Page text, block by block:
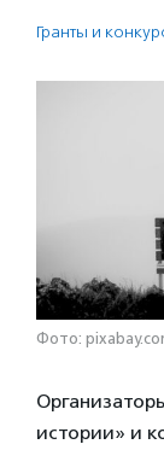
Гранты и
Фото:
истории» и